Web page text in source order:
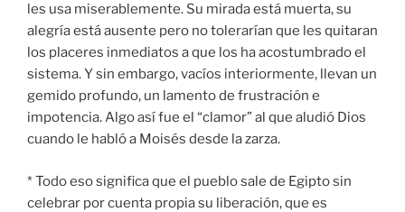
les usa miserablemente. Su mirada está muerta, su
alegría está ausente pero no tolerarían que les quitaran
los placeres inmediatos a que los ha acostumbrado el
sistema. Y sin embargo, vacíos interiormente, llevan un
gemido profundo, un lamento de frustración e
impotencia. Algo así fue el “clamor” al que aludió Dios
cuando le habló a Moisés desde la zarza.
* Todo eso significa que el pueblo sale de Egipto sin
celebrar por cuenta propia su liberación, que es